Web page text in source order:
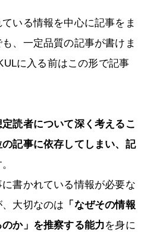
ている情報を中心に記事をま
、一定品質の記事が書けま
に入る前はこの形で記事
定読者について深く考えるこ
記事に依存してしまい、記
書かれている情報が必要な
大切なのは 「なぜその情報
か」を推察する能力を身に